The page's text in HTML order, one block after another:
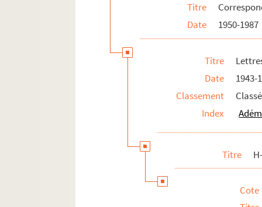
Titre
Date
1950-1987
Titre
Date
1943-
Classement
Index
Titre
Cote